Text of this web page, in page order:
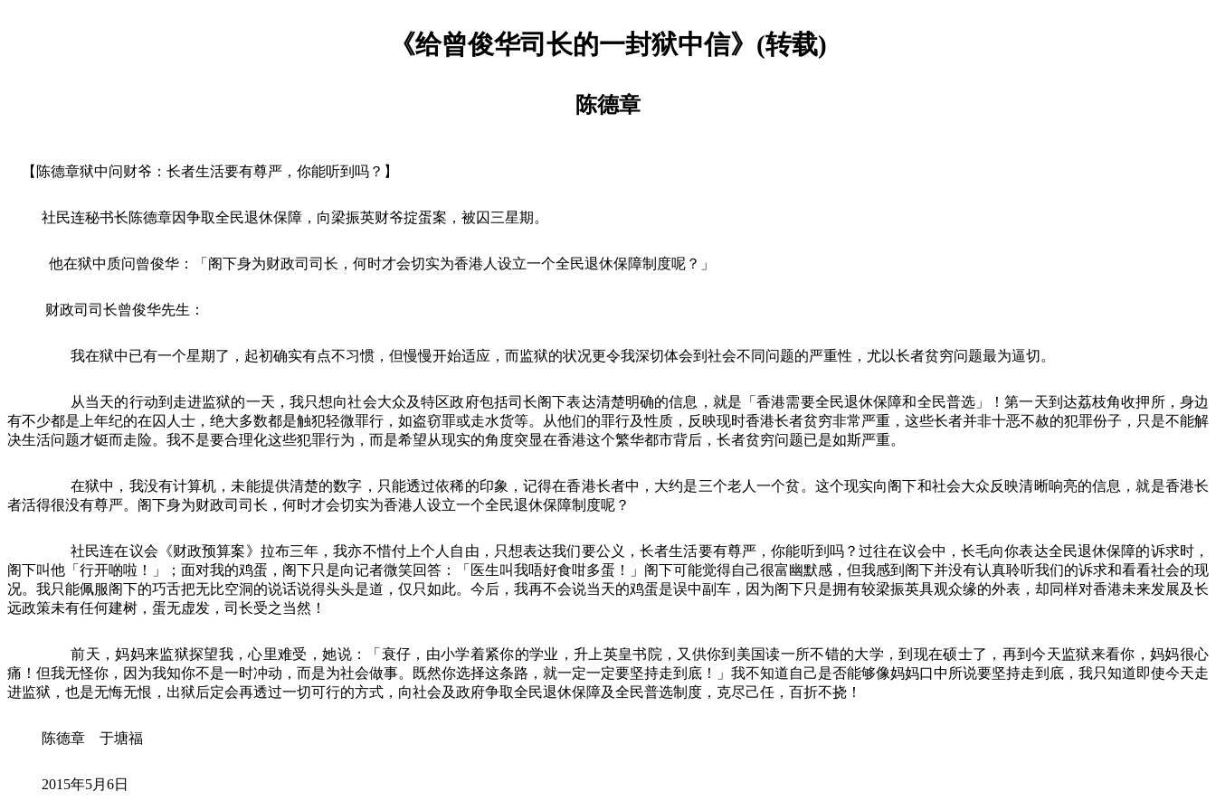
《给曾俊华司长的一封狱中信》 (转载)
陈德章
【陈德章狱中问财爷：长者生活要有尊严，你能听到吗？】
社民连秘书长陈德章因争取全民退休保障，向梁振英财爷掟蛋案，被囚三星期。
他在狱中质问曾俊华：「阁下身为财政司司长，何时才会切实为香港人设立一个全民退休保障制度呢？」
财政司司长曾俊华先生：
我在狱中已有一个星期了，起初确实有点不习惯，但慢慢开始适应，而监狱的状况更令我深切体会到社会不同问题的严重性，尤以长者贫穷问题最为逼切。
从当天的行动到走进监狱的一天，我只想向社会大众及特区政府包括司长阁下表达清楚明确的信息，就是「香港需要全民退休保障和全民普选」！第一天到达荔枝角收押所，身边
有不少都是上年纪的在囚人士，绝大多数都是触犯轻微罪行，如盗窃罪或走水货等。从他们的罪行及性质，反映现时香港长者贫穷非常严重，这些长者并非十恶不赦的犯罪份子，只是不能解
决生活问题才铤而走险。我不是要合理化这些犯罪行为，而是希望从现实的角度突显在香港这个繁华都市背后，长者贫穷问题已是如斯严重。
在狱中，我没有计算机，未能提供清楚的数字，只能透过依稀的印象，记得在香港长者中，大约是三个老人一个贫。这个现实向阁下和社会大众反映清晰响亮的信息，就是香港长
者活得很没有尊严。阁下身为财政司司长，何时才会切实为香港人设立一个全民退休保障制度呢？
社民连在议会《财政预算案》拉布三年，我亦不惜付上个人自由，只想表达我们要公义，长者生活要有尊严，你能听到吗？过往在议会中，长毛向你表达全民退休保障的诉求时，
阁下叫他「行开啲啦！」；面对我的鸡蛋，阁下只是向记者微笑回答：「医生叫我唔好食咁多蛋！」阁下可能觉得自己很富幽默感，但我感到阁下并没有认真聆听我们的诉求和看看社会的现
况。我只能佩服阁下的巧舌把无比空洞的说话说得头头是道，仅只如此。今后，我再不会说当天的鸡蛋是误中副车，因为阁下只是拥有较梁振英具观众缘的外表，却同样对香港未来发展及长
远政策未有任何建树，蛋无虚发，司长受之当然！
前天，妈妈来监狱探望我，心里难受，她说：「衰仔，由小学着紧你的学业，升上英皇书院，又供你到美国读一所不错的大学，到现在硕士了，再到今天监狱来看你，妈妈很心
痛！但我无怪你，因为我知你不是一时冲动，而是为社会做事。既然你选择这条路，就一定一定要坚持走到底！」我不知道自己是否能够像妈妈口中所说要坚持走到底，我只知道即使今天走
进监狱，也是无悔无恨，出狱后定会再透过一切可行的方式，向社会及政府争取全民退休保障及全民普选制度，克尽己任，百折不挠！
陈德章 于塘福
2015年5月 6日